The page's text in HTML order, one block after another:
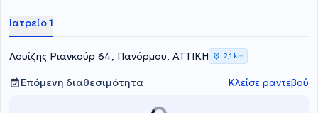
έλαβε τον τίτλο ειδικότητας το 2024. Κατά τη διάρκεια της
εκπαίδευσης του, ανέλαβε την ιατρική παρακολούθηση
νοσηλευόμενων ασθενών, από ολόκληρο το φάσμα πιθανής
ψυχοπαθολογίας, και συμμετείχε ενεργά στο σχεδιασμό του
θεραπευτικού πλάνου. Συμμετείχε, επίσης, στα γενικά εξωτερικά
ιατρεία του Αιγινητείου Νοσοκομείου. Παρακολούθησε το ειδικό
Ιατρείο 1
Λουίζης Ριανκούρ 64, Πανόρμου, ΑΤΤΙΚΗ 2,1 km
Επόμενη διαθεσιμότητα Κλείσε ραντεβού